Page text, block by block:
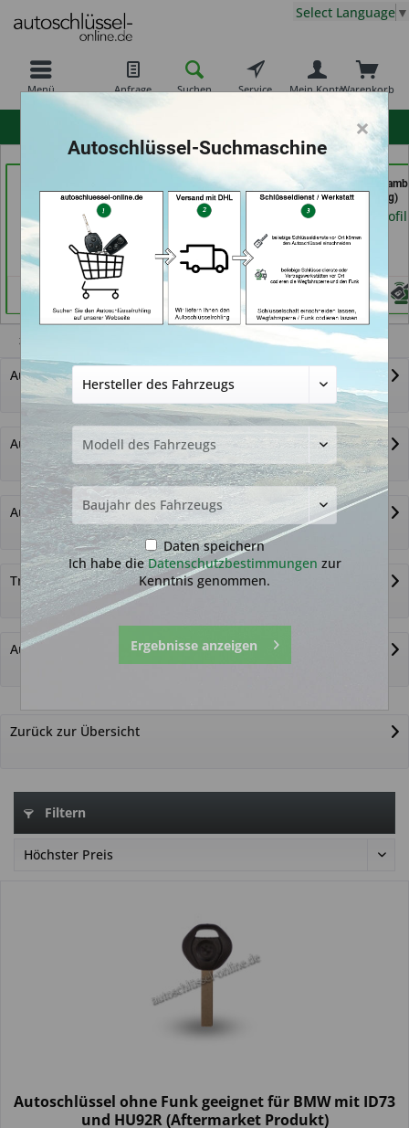
Menü Anfrage Suchen Service Warenkorb
Mein Konto
Select Language ▼
(in Rot am See)
Händlerprofil
Bergischer
Schlüsseldienst Brkic,
Brkic & Wiersbowsky
Händlerprofil
Autoschlüssel
(in Hamburg)
Händlerprofil
Z8
Autoschlüssel mit Funk
Autoschlüssel ohne Funk
Autoschlüsselgehäuse und Zubehör
Transponder
Autoschlüssel nicht gefunden?
Zurück zur Übersicht
Filtern
Autoschlüssel ohne Funk geeignet für BMW mit ID73
und HU92R (Aftermarket Produkt)
×
Autoschlüssel-Suchmaschine
Daten speichern
Ich habe dieDatenschutzbestimmungen zur
Kenntnis genommen.
Ergebnisse anzeigen